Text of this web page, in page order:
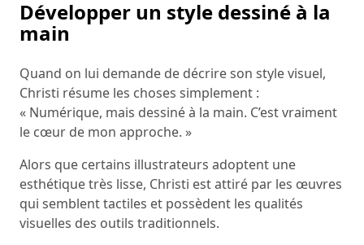
Développer un style dessiné à la
main
Quand on lui demande de décrire son style visuel,
Christi résume les choses simplement :
« Numérique, mais dessiné à la main. C’est vraiment
le cœur de mon approche. »
Alors que certains illustrateurs adoptent une
esthétique très lisse, Christi est attiré par les œuvres
qui semblent tactiles et possèdent les qualités
visuelles des outils traditionnels.